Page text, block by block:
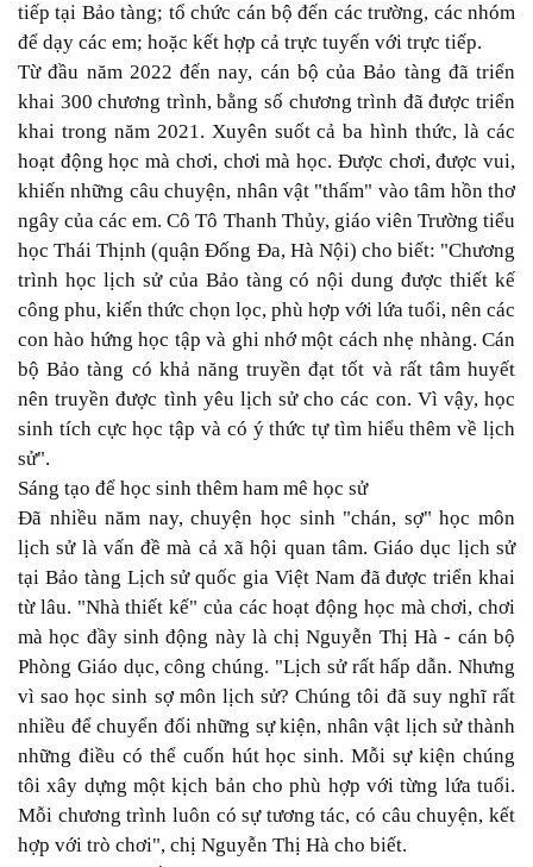
tiếp tại Bảo tàng; tổ chức cán bộ đến các trường, các nhóm
để dạy các em; hoặc kết hợp cả trực tuyến với trực tiếp.
Từ đầu năm 2022 đến nay, cán bộ của Bảo tàng đã triển
khai 300 chương trình, bằng số chương trình đã được triển
khai trong năm 2021. Xuyên suốt cả ba hình thức, là các
hoạt động học mà chơi, chơi mà học. Ðược chơi, được vui,
khiến những câu chuyện, nhân vật "thấm" vào tâm hồn thơ
ngây của các em. Cô Tô Thanh Thủy, giáo viên Trường tiểu
học Thái Thịnh (quận Ðống Ða, Hà Nội) cho biết: "Chương
trình học lịch sử của Bảo tàng có nội dung được thiết kế
công phu, kiến thức chọn lọc, phù hợp với lứa tuổi, nên các
con hào hứng học tập và ghi nhớ một cách nhẹ nhàng. Cán
bộ Bảo tàng có khả năng truyền đạt tốt và rất tâm huyết
nên truyền được tình yêu lịch sử cho các con. Vì vậy, học
sinh tích cực học tập và có ý thức tự tìm hiểu thêm về lịch
sử".
Sáng tạo để học sinh thêm ham mê học sử
Ðã nhiều năm nay, chuyện học sinh "chán, sợ" học môn
lịch sử là vấn đề mà cả xã hội quan tâm. Giáo dục lịch sử
tại Bảo tàng Lịch sử quốc gia Việt Nam đã được triển khai
từ lâu. "Nhà thiết kế" của các hoạt động học mà chơi, chơi
mà học đầy sinh động này là chị Nguyễn Thị Hà - cán bộ
Phòng Giáo dục, công chúng. "Lịch sử rất hấp dẫn. Nhưng
vì sao học sinh sợ môn lịch sử? Chúng tôi đã suy nghĩ rất
nhiều để chuyển đổi những sự kiện, nhân vật lịch sử thành
những điều có thể cuốn hút học sinh. Mỗi sự kiện chúng
tôi xây dựng một kịch bản cho phù hợp với từng lứa tuổi.
Mỗi chương trình luôn có sự tương tác, có câu chuyện, kết
hợp với trò chơi", chị Nguyễn Thị Hà cho biết.